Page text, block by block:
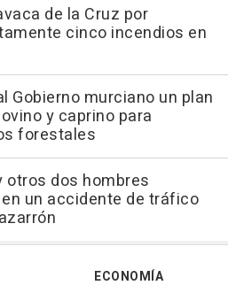
de la Cruz por
cinco incendios en
Gobierno murciano un plan
y caprino para
forestales
otros dos hombres
un accidente de tráfico
ECONOMÍA